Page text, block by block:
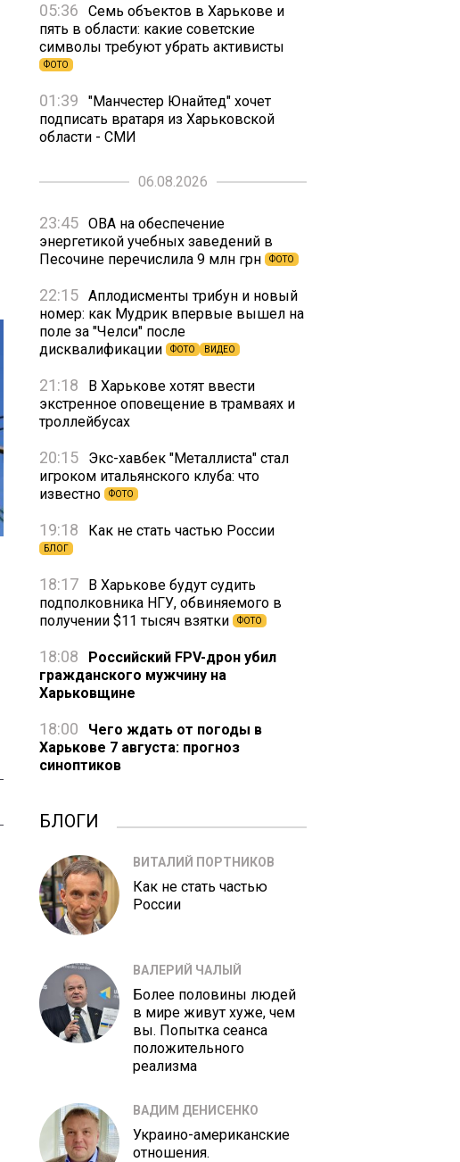
05:36
Семь объектов в Харькове и
пять в области: какие советские
символы требуют убрать активисты
ФОТО
01:39
"Манчестер Юнайтед" хочет
подписать вратаря из Харьковской
области - СМИ
06.08.2026
23:45 ОВА на обеспечение
энергетикой учебных заведений в
Песочине перечислила 9 млн грн
ФОТО
22:15 Аплодисменты трибун и новый
номер: как Мудрик впервые вышел на
поле за "Челси" после
дисквалификации
ФОТО ВИДЕО
21:18
В Харькове хотят ввести
экстренное оповещение в трамваях и
троллейбусах
20:15
Экс-хавбек "Металлиста" стал
игроком итальянского клуба: что
известно
ФОТО
19:18 Как не стать частью России
БЛОГ
18:17
В Харькове будут судить
подполковника НГУ, обвиняемого в
получении $11 тысяч взятки
ФОТО
18:08
Российский FPV-дрон убил
гражданского мужчину на
Харьковщине
18:00
Чего ждать от погоды в
Харькове 7 августа: прогноз
синоптиков
БЛОГИ
ВИТАЛИЙ ПОРТНИКОВ
Как не стать частью
России
ВАЛЕРИЙ ЧАЛЫЙ
Более половины людей
в мире живут хуже, чем
вы. Попытка сеанса
положительного
реализма
ВАДИМ ДЕНИСЕНКО
Украино-американские
отношения.